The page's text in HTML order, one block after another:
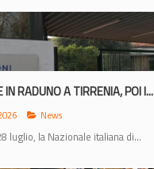
IN RADUNO A TIRRENIA, POI I...
News
luglio, la Nazionale italiana di...